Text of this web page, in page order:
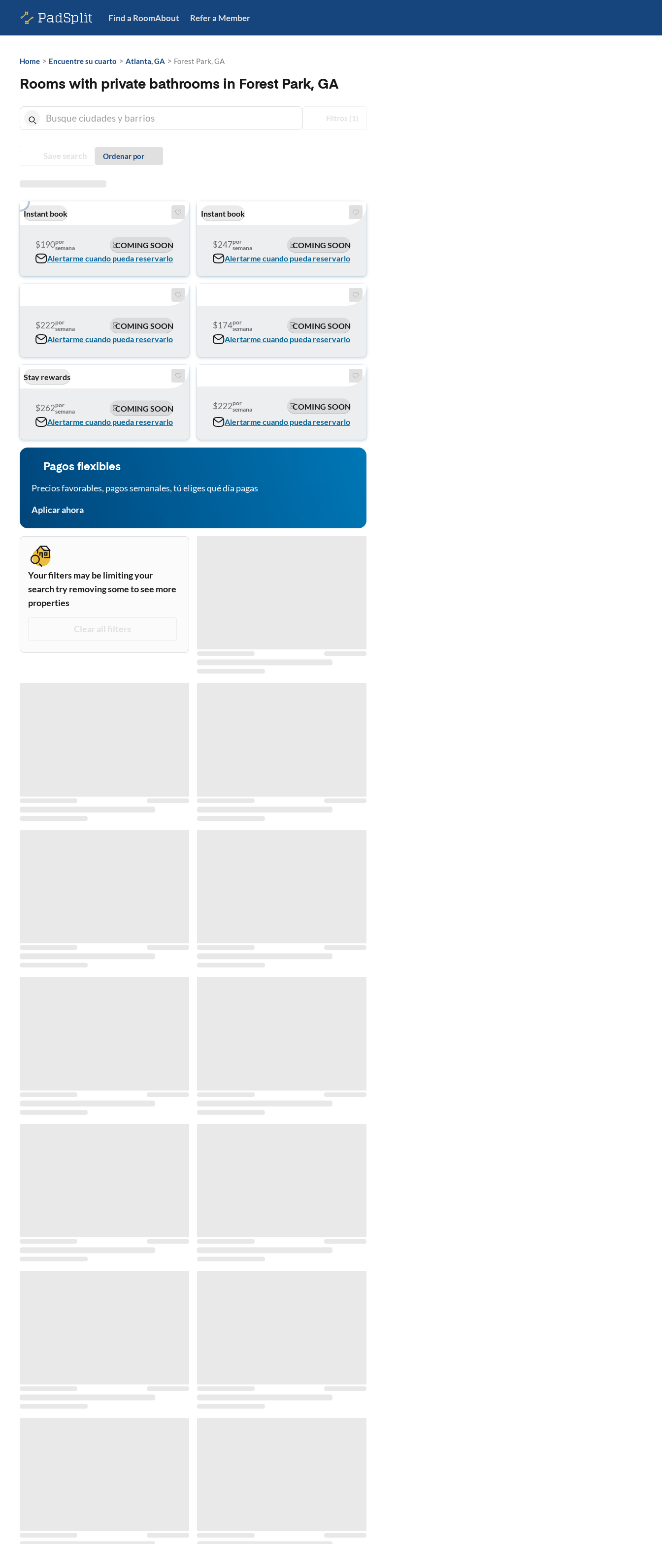
Find a RoomAbout Refer a Member
Home > Encuentre su cuarto > Atlanta, GA > Forest Park, GA
Rooms with private bathrooms in Forest Park, GA
Filtros (1)
Save search Ordenar por
Instant book
$190por
semana
COMING SOON
Alertarme cuando pueda reservarlo
Instant book
$247por
semana
COMING SOON
Alertarme cuando pueda reservarlo
$222por
semana
COMING SOON
Alertarme cuando pueda reservarlo
$174por
semana
COMING SOON
Alertarme cuando pueda reservarlo
Stay rewards
$262por
semana
COMING SOON
Alertarme cuando pueda reservarlo
$222por
semana
COMING SOON
Alertarme cuando pueda reservarlo
Pagos flexibles
Precios favorables, pagos semanales, tú eliges qué día pagas
Aplicar ahora
Your filters may be limiting your
search try removing some to see more
properties
Clear all filters